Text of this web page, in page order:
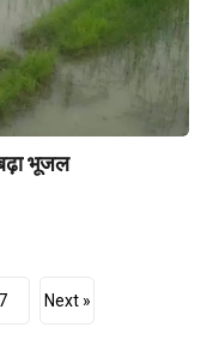
भूजल
7 Next »